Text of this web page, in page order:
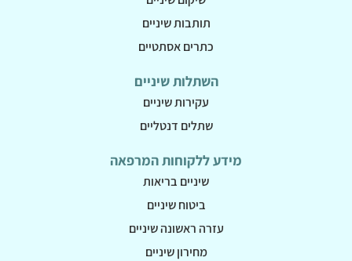
תותבות שיניים
כתרים אסתטיים
השתלות שיניים
עקירות שיניים
שתלים דנטליים
מידע ללקוחות המרפאה
שיניים בריאות
ביטוח שיניים
עזרה ראשונה שיניים
מחירון שיניים